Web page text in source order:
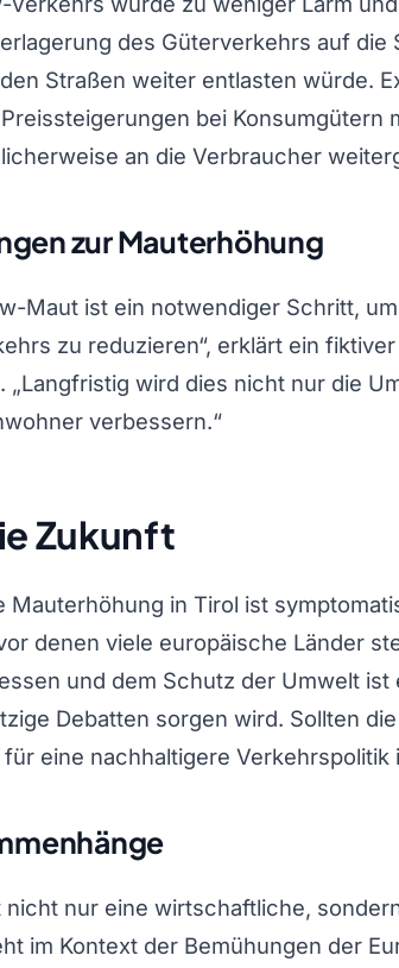
des Güterverkehrs auf
Straßen weiter entlasten würde.
bei Konsumgütern
an die Verbraucher
zur Mauterhöhung
Maut ist ein notwendiger Schritt,
zu reduzieren“, erklärt ein
„Langfristig wird dies nicht nur die
verbessern.“
Zukunft
Mauterhöhung in Tirol ist
denen viele europäische Länder
und dem Schutz der Umwelt ist
Debatten sorgen wird. Sollten
eine nachhaltigere Verkehrspolitik
nicht nur eine wirtschaftliche,
im Kontext der Bemühungen der